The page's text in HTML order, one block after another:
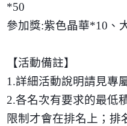
*50
參加獎:紫色晶華*10 、
【活動備註】
1.詳細活動說明請見專
2.各名次有要求的最低
限制才會在排名上；排